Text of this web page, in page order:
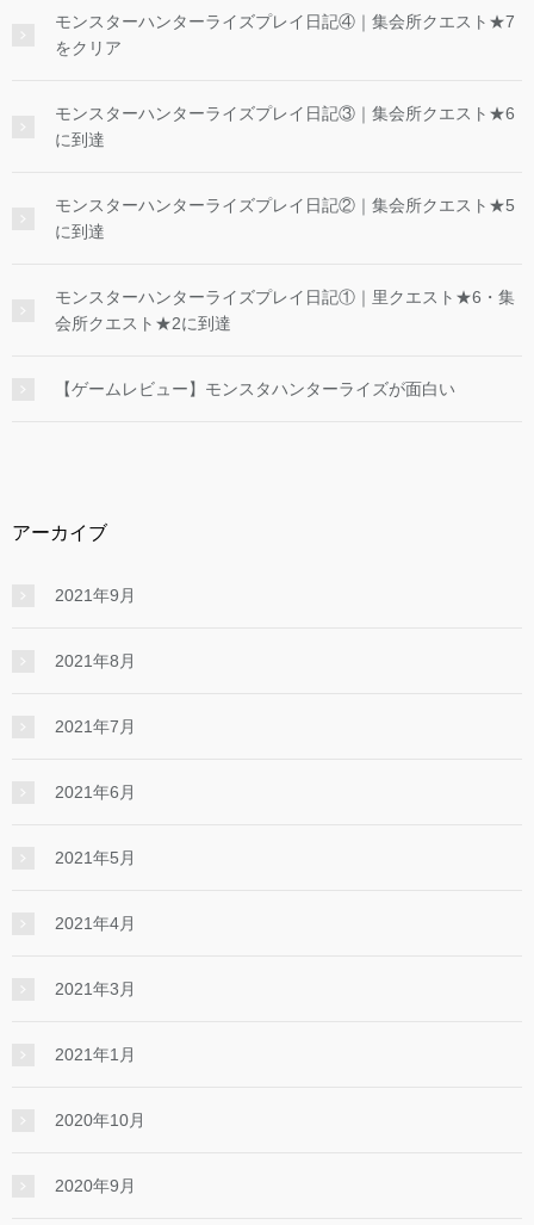
モンスターハンターライズプレイ日記④｜集会所クエスト★7
をクリア
モンスターハンターライズプレイ日記③｜集会所クエスト★6
に到達
モンスターハンターライズプレイ日記②｜集会所クエスト★5
に到達
モンスターハンターライズプレイ日記①｜里クエスト★6・集
会所クエスト★2に到達
【ゲームレビュー】モンスタハンターライズが面白い
アーカイブ
2021年9月
2021年8月
2021年7月
2021年6月
2021年5月
2021年4月
2021年3月
2021年1月
2020年10月
2020年9月